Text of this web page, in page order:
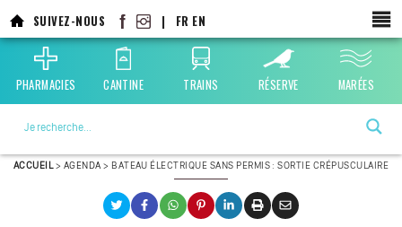
au
contenu
principal
SUIVEZ-NOUS | FR EN
PHARMACIES CANTINE TRAINS RÉSERVE MARÉES
ACCUEIL> AGENDA > BATEAU ÉLECTRIQUE SANS PERMIS : SORTIE CRÉPUSCULAIRE